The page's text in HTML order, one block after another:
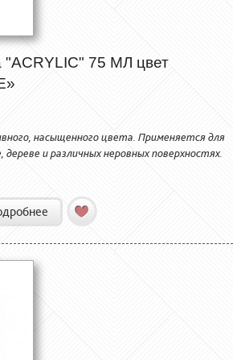
"ACRYLIC" 75 МЛ цвет
насыщенного цвета. Применяется для
и различных неровных поверхностях.